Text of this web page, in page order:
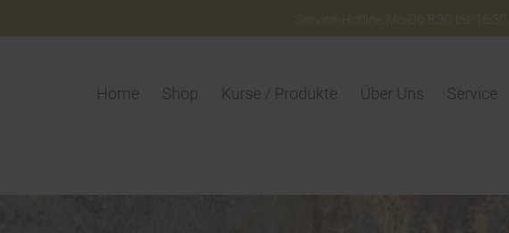
Service-Hotline Mo-Do 8:30 bis
Home Shop Kurse / Produkte Über Uns Service